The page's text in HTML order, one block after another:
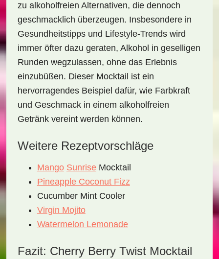
zu alkoholfreien Alternativen, die dennoch
geschmacklich überzeugen. Insbesondere in
Gesundheitstipps und Lifestyle-Trends wird
immer öfter dazu geraten, Alkohol in geselligen
Runden wegzulassen, ohne das Erlebnis
einzubüßen. Dieser Mocktail ist ein
hervorragendes Beispiel dafür, wie Farbkraft
und Geschmack in einem alkoholfreien
Getränk vereint werden können.
Weitere Rezeptvorschläge
Mango SunriseMocktail
Pineapple Coconut Fizz
Cucumber Mint Cooler
Virgin Mojito
Watermelon Lemonade
Fazit: Cherry Berry Twist Mocktail